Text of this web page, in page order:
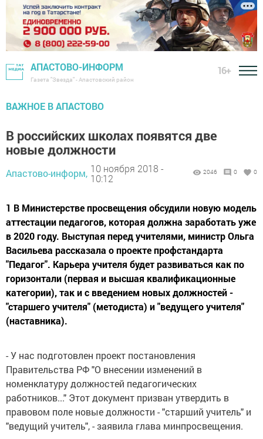
АПАСТОВО-ИНФОРМ
Газета "Звезда" - Апастовский район
16+
ВАЖНОЕ В АПАСТОВО
В российских школах появятся две
новые должности
Апастово-информ, 10 ноября 2018 -
10:12
2046 0 0
1 В Министерстве просвещения обсудили новую модель
аттестации педагогов, которая должна заработать уже
в 2020 году. Выступая перед учителями, министр Ольга
Васильева рассказала о проекте профстандарта
"Педагог". Карьера учителя будет развиваться как по
горизонтали (первая и высшая квалификационные
категории), так и с введением новых должностей -
"старшего учителя" (методиста) и "ведущего учителя"
(наставника).
- У нас подготовлен проект постановления
Правительства РФ "О внесении изменений в
номенклатуру должностей педагогических
работников..." Этот документ призван утвердить в
правовом поле новые должности - "старший учитель" и
"ведущий учитель", - заявила глава минпросвещения.